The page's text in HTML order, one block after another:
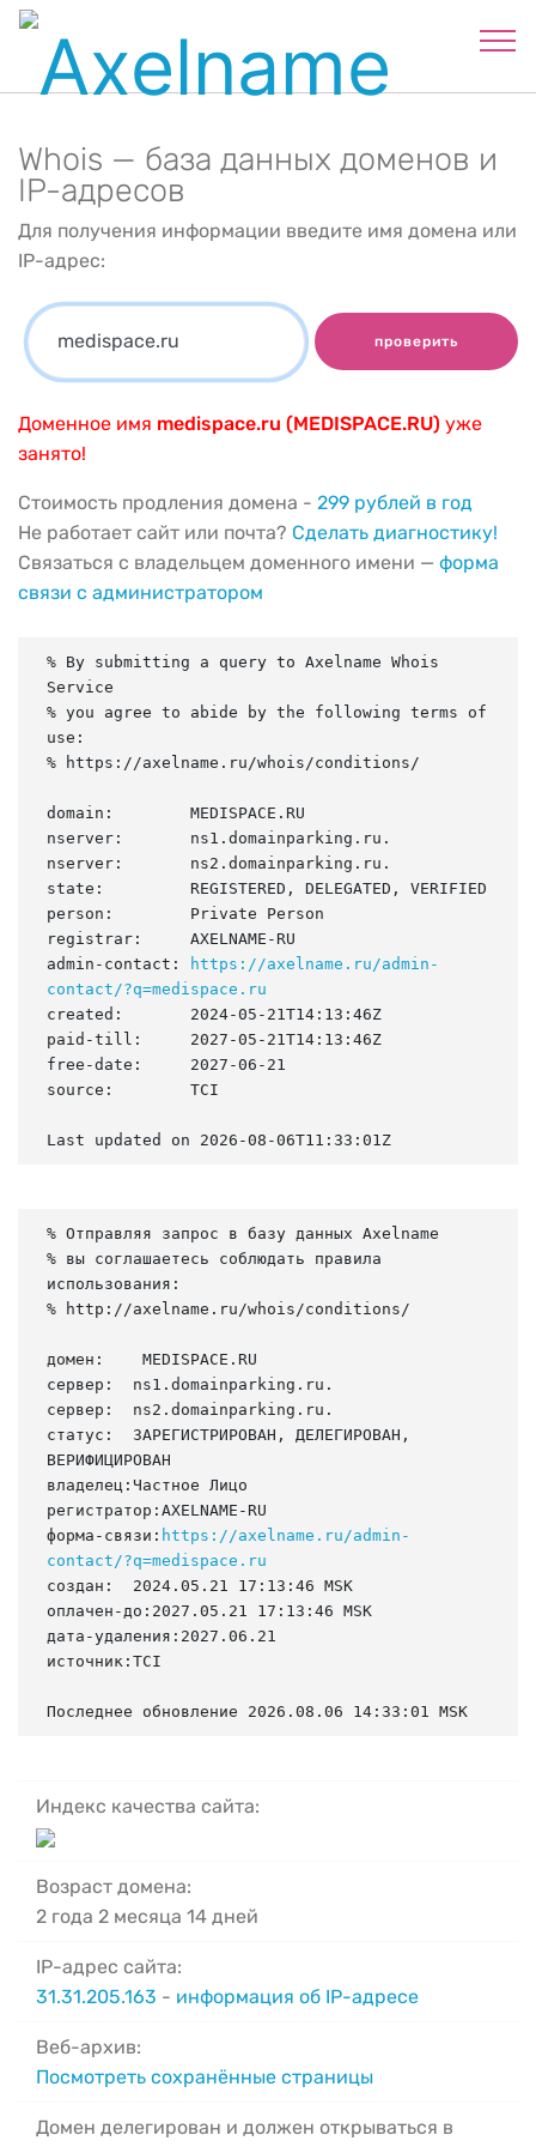
Whois — база данных доменов и
IP-адресов
Для получения информации введите имя домена или
IP-адрес:
проверить
Доменное имя medispace.ru (MEDISPACE.RU) уже
занято!
Стоимость продления домена - 299 рублей в год
Не работает сайт или почта? Сделать диагностику!
Связаться с владельцем доменного имени — форма
связи с администратором
% By submitting a query to Axelname Whois
Service
% you agree to abide by the following terms of
use:
% https://axelname.ru/whois/conditions/
domain:        MEDISPACE.RU
nserver:       ns1.domainparking.ru.
nserver:       ns2.domainparking.ru.
state:         REGISTERED, DELEGATED, VERIFIED
person:        Private Person
registrar:     AXELNAME-RU
admin-contact:
https://axelname.ru/admin-
contact/?q=medispace.ru
created:       2024-05-21T14:13:46Z
paid-till:     2027-05-21T14:13:46Z
free-date:     2027-06-21
source:        TCI
Last updated on 2026-08-06T11:33:01Z
% Отправляя запрос в базу данных Axelname
% вы соглашаетесь соблюдать правила
использования:
% http://axelname.ru/whois/conditions/
домен:    MEDISPACE.RU
сервер:  ns1.domainparking.ru.
сервер:  ns2.domainparking.ru.
статус:  ЗАРЕГИСТРИРОВАН, ДЕЛЕГИРОВАН,
ВЕРИФИЦИРОВАН
владелец:Частное Лицо
регистратор:AXELNAME-RU
форма-связи: https://axelname.ru/admin-
contact/?q=medispace.ru
создан:  2024.05.21 17:13:46 MSK
оплачен-до:2027.05.21 17:13:46 MSK
дата-удаления:2027.06.21
источник:TCI
Последнее обновление 2026.08.06 14:33:01 MSK
Индекс качества сайта:
Возраст домена:
2 года 2 месяца 14 дней
IP-адрес сайта:
31.31.205.163 - информация об IP-адресе
Веб-архив:
Посмотреть сохранённые страницы
Домен делегирован и должен открываться в